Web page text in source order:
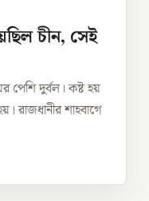
চীন, সেই
পেশি দুর্বল। কষ্ট হয়
রাজধানীর শাহবাগে